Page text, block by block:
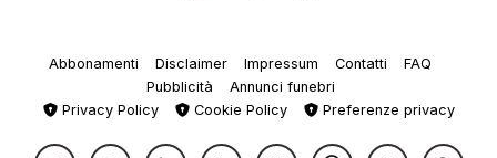
Abbonamenti Disclaimer Impressum Contatti
FAQ
Pubblicità
Annunci funebri
Privacy Policy
Cookie Policy Preferenze privacy